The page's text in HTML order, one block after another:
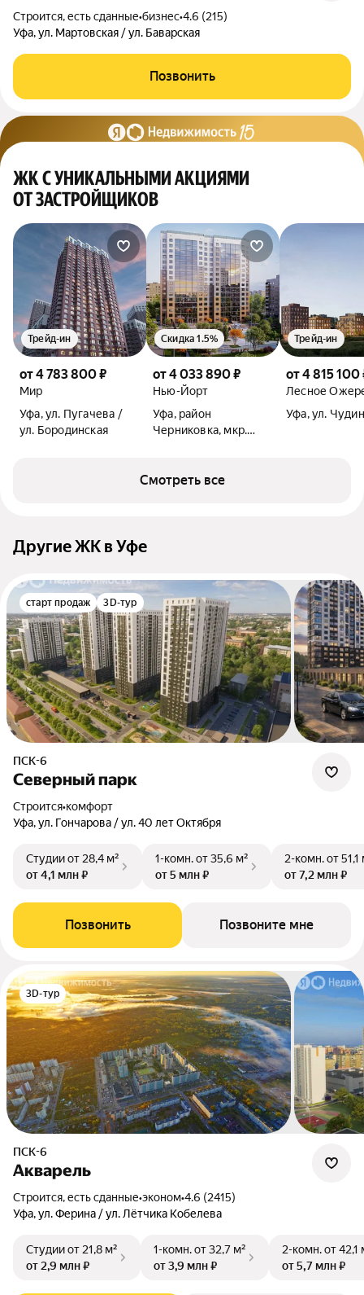
Строится, есть сданные•бизнес•4.6 (215)
Уфа, ул. Мартовская / ул. Баварская
Позвонить
ЖК С УНИКАЛЬНЫМИ АКЦИЯМИ
ОТ ЗАСТРОЙЩИКОВ
от 4 783 800 ₽
Мир
Уфа, ул. Пугачева /
ул. Бородинская
Трейд-ин
от 4 033 890 ₽
Нью-Йорт
Уфа, район
Черниковка, мкр.
Орджоникидзе
Скидка 1.5%
от 4 815 100
Лесное
Уфа, ул.
Трейд-ин
Смотреть все
Другие ЖК в Уфе
старт продаж 3D-тур
ПСК-6
Северный парк
Строится•комфорт
Уфа, ул. Гончарова / ул. 40 лет Октября
Студииот 28,4 м²
от 4,1 млн ₽
1-комн.от 35,6 м²
от 5 млн ₽
2-комн.от 51,1
от 7,2 млн ₽
Позвонить Позвоните мне
3D-тур
ПСК-6
Акварель
Строится, есть сданные•эконом•4.6 (2415)
Уфа, ул. Ферина / ул. Лётчика Кобелева
Студииот 21,8 м²
от 2,9 млн ₽
1-комн.от 32,7 м²
от 3,9 млн ₽
2-комн.от 42,1
от 5,7 млн ₽